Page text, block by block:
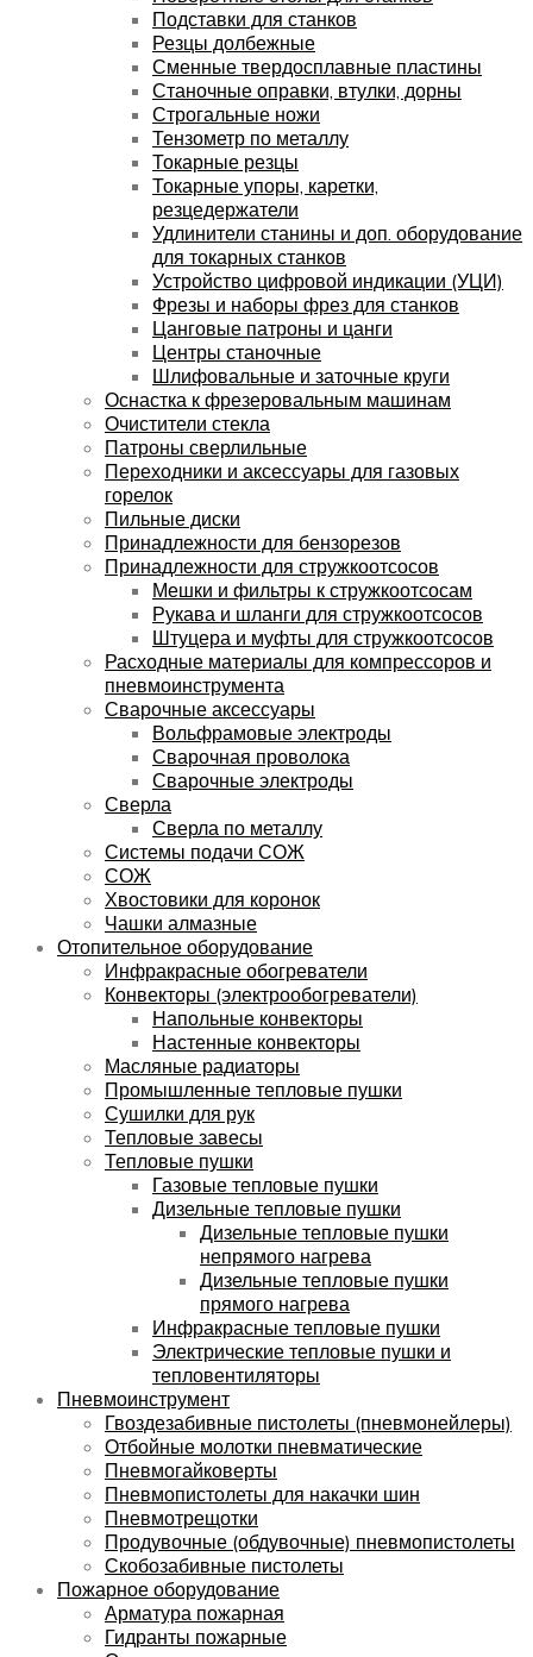
Подставки для станков
Резцы долбежные
Сменные твердосплавные пластины
Станочные оправки, втулки, дорны
Строгальные ножи
Тензометр по металлу
Токарные резцы
Токарные упоры, каретки,
резцедержатели
Удлинители станины и доп. оборудование
для токарных станков
Устройство цифровой индикации (УЦИ)
Фрезы и наборы фрез для станков
Цанговые патроны и цанги
Центры станочные
Шлифовальные и заточные круги
Оснастка к фрезеровальным машинам
Очистители стекла
Патроны сверлильные
Переходники и аксессуары для газовых
горелок
Пильные диски
Принадлежности для бензорезов
Принадлежности для стружкоотсосов
Мешки и фильтры к стружкоотсосам
Рукава и шланги для стружкоотсосов
Штуцера и муфты для стружкоотсосов
Расходные материалы для компрессоров и
пневмоинструмента
Сварочные аксессуары
Вольфрамовые электроды
Сварочная проволока
Сварочные электроды
Сверла
Сверла по металлу
Системы подачи СОЖ
СОЖ
Хвостовики для коронок
Чашки алмазные
Отопительное оборудование
Инфракрасные обогреватели
Конвекторы (электрообогреватели)
Напольные конвекторы
Настенные конвекторы
Масляные радиаторы
Промышленные тепловые пушки
Сушилки для рук
Тепловые завесы
Тепловые пушки
Газовые тепловые пушки
Дизельные тепловые пушки
Дизельные тепловые пушки
непрямого нагрева
Дизельные тепловые пушки
прямого нагрева
Инфракрасные тепловые пушки
Электрические тепловые пушки и
тепловентиляторы
Пневмоинструмент
Гвоздезабивные пистолеты (пневмонейлеры)
Отбойные молотки пневматические
Пневмогайковерты
Пневмопистолеты для накачки шин
Пневмотрещотки
Продувочные (обдувочные) пневмопистолеты
Скобозабивные пистолеты
Пожарное оборудование
Арматура пожарная
Гидранты пожарные